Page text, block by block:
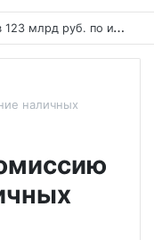
«
Аэрофлот» отчитался об убытке в 123 млрд руб. по итогам года пандемии
наличных